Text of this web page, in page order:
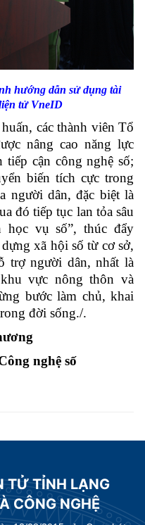
hướng dẫn sử dụng tài
tử VneID
các thành viên Tổ
nâng cao năng lực
cận công nghệ số;
biến tích cực trong
người dân, đặc biệt là
đó tiếp tục lan tỏa sâu
học vụ số”, thúc đẩy
xã hội số từ cơ sở,
trợ người dân, nhất là
vực nông thôn và
bước làm chủ, khai
đời sống./.
nghệ số
TỬ TỈNH LẠNG
CÔNG NGHỆ